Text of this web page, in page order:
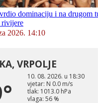
dominaciju i na drugom
rivijere
2026. 14:10